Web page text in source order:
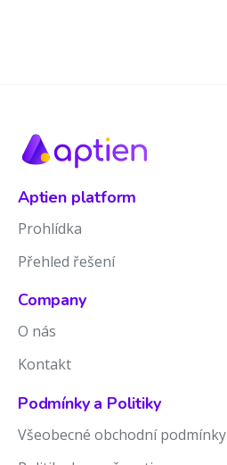
Aptien platform
Prohlídka
Přehled řešení
Company
O nás
Kontakt
Podmínky a Politiky
Všeobecné obchodní podmínky